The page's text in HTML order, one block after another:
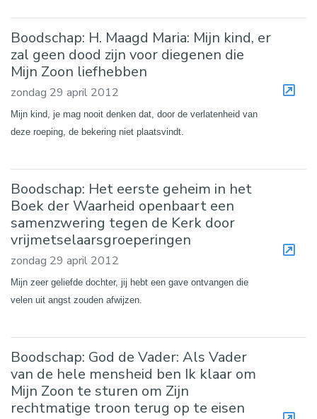
Boodschap: H. Maagd Maria: Mijn kind, er
zal geen dood zijn voor diegenen die
Mijn Zoon liefhebben
zondag 29 april 2012
Mijn kind, je mag nooit denken dat, door de verlatenheid van
deze roeping, de bekering niet plaatsvindt.
Boodschap: Het eerste geheim in het
Boek der Waarheid openbaart een
samenzwering tegen de Kerk door
vrijmetselaarsgroeperingen
zondag 29 april 2012
Mijn zeer geliefde dochter, jij hebt een gave ontvangen die
velen uit angst zouden afwijzen.
Boodschap: God de Vader: Als Vader
van de hele mensheid ben Ik klaar om
Mijn Zoon te sturen om Zijn
rechtmatige troon terug op te eisen